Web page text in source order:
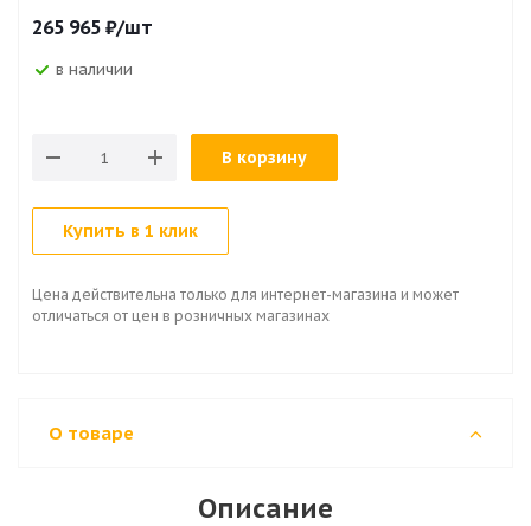
265 965 ₽/шт
в наличии
В корзину
Купить в 1 клик
Цена действительна только для интернет-магазина и может
отличаться от цен в розничных магазинах
О товаре
Описание